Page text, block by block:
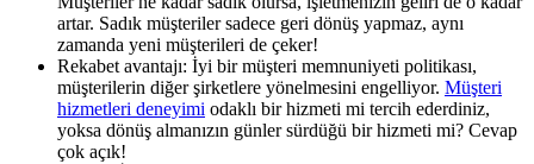
artar. Sadık müşteriler sadece geri dönüş yapmaz, aynı
zamanda yeni müşterileri de çeker!
Rekabet avantajı: İyi bir müşteri memnuniyeti politikası,
müşterilerin diğer şirketlere yönelmesini engelliyor. Müşteri
hizmetleri deneyimi odaklı bir hizmeti mi tercih ederdiniz,
yoksa dönüş almanızın günler sürdüğü bir hizmeti mi? Cevap
çok açık!